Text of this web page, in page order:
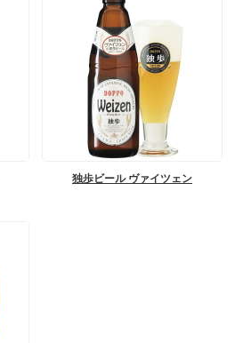
独歩ビール ヴァイツェン